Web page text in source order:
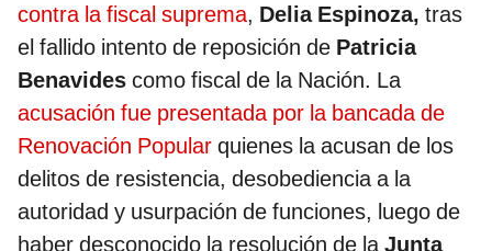
contra la fiscal suprema, Delia Espinoza, tras
el fallido intento de reposición de Patricia
Benavides como fiscal de la Nación. La
acusación fue presentada por la bancada de
Renovación Popular quienes la acusan de los
delitos de resistencia, desobediencia a la
autoridad y usurpación de funciones, luego de
haber desconocido la resolución de laJunta